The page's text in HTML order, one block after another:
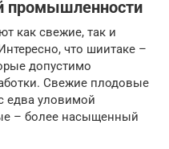
промышленности
как свежие, так и
что шиитаке –
допустимо
Свежие плодовые
едва уловимой
– более насыщенный